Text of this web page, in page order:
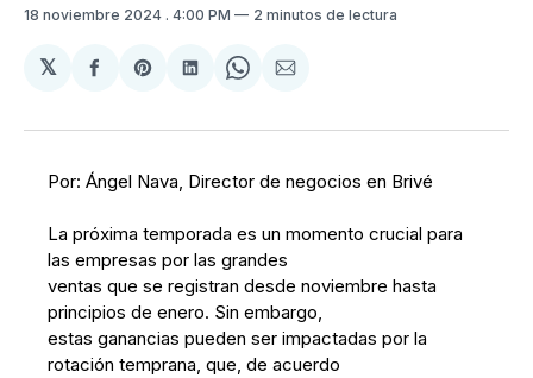
18 noviembre 2024 . 4:00 PM 2 minutos de lectura
𝕏
Compartir
Facebook
Share
Pinterest
Compartir
LinkedIn
Share
WhatsApp
Compartir
Email
Por: Ángel Nava, Director de negocios en Brivé
La próxima temporada es un momento crucial para
las empresas por las grandes
ventas que se registran desde noviembre hasta
principios de enero. Sin embargo,
estas ganancias pueden ser impactadas por la
rotación temprana, que, de acuerdo